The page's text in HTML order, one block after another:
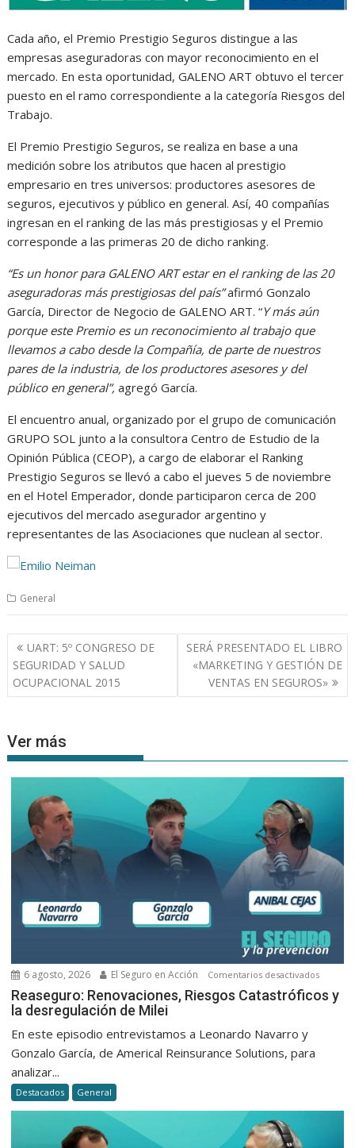
Cada año, el Premio Prestigio Seguros distingue a las
empresas aseguradoras con mayor reconocimiento en el
mercado. En esta oportunidad, GALENO ART obtuvo el tercer
puesto en el ramo correspondiente a la categoría Riesgos del
Trabajo.
El Premio Prestigio Seguros, se realiza en base a una
medición sobre los atributos que hacen al prestigio
empresario en tres universos: productores asesores de
seguros, ejecutivos y público en general. Así, 40 compañías
ingresan en el ranking de las más prestigiosas y el Premio
corresponde a las primeras 20 de dicho ranking.
“Es un honor para GALENO ART estar en el ranking de las 20
aseguradoras más prestigiosas del país”afirmó Gonzalo
García, Director de Negocio de GALENO ART. “Y más aún
porque este Premio es un reconocimiento al trabajo que
llevamos a cabo desde la Compañía, de parte de nuestros
pares de la industria, de los productores asesores y del
público en general”,agregó García.
El encuentro anual, organizado por el grupo de comunicación
GRUPO SOL junto a la consultora Centro de Estudio de la
Opinión Pública (CEOP), a cargo de elaborar el Ranking
Prestigio Seguros se llevó a cabo el jueves 5 de noviembre
en el Hotel Emperador, donde participaron cerca de 200
ejecutivos del mercado asegurador argentino y
representantes de las Asociaciones que nuclean al sector.
General
Navegación
de
entradas
UART: 5º CONGRESO DE
SEGURIDAD Y SALUD
OCUPACIONAL 2015
SERÁ PRESENTADO EL LIBRO
«MARKETING Y GESTIÓN DE
VENTAS EN SEGUROS»
Ver más
6 agosto, 2026 El Seguro en Acción Comentarios desactivadosen
de
Reaseguro: Renovaciones, Riesgos Catastróficos y
la desregulación de Milei
En este episodio entrevistamos a Leonardo Navarro y
Gonzalo García, de Americal Reinsurance Solutions, para
analizar...
Destacados General